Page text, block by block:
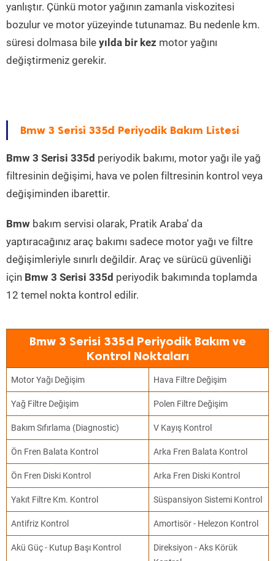
yanlıştır. Çünkü motor yağının zamanla viskozitesi
bozulur ve motor yüzeyinde tutunamaz. Bu nedenle km.
süresi dolmasa bile yılda bir kez motor yağını
değiştirmeniz gerekir.
Bmw 3 Serisi 335d Periyodik Bakım Listesi
Bmw 3 Serisi 335d periyodik bakımı, motor yağı ile yağ
filtresinin değişimi, hava ve polen filtresinin kontrol veya
değişiminden ibarettir.
Bmw bakım servisi olarak, Pratik Araba’ da
yaptıracağınız araç bakımı sadece motor yağı ve filtre
değişimleriyle sınırlı değildir. Araç ve sürücü güvenliği
için Bmw 3 Serisi 335d periyodik bakımında toplamda
12 temel nokta kontrol edilir.
Bmw 3 Serisi 335d Periyodik Bakım ve
Kontrol Noktaları
Motor Yağı Değişim Hava Filtre Değişim
Yağ Filtre Değişim Polen Filtre Değişim
Bakım Sıfırlama (Diagnostic) V Kayış Kontrol
Ön Fren Balata Kontrol Arka Fren Balata Kontrol
Ön Fren Diski Kontrol Arka Fren Diski Kontrol
Yakıt Filtre Km. Kontrol Süspansiyon Sistemi Kontrol
Antifriz Kontrol Amortisör - Helezon Kontrol
Akü Güç - Kutup Başı Kontrol
Direksiyon - Aks Körük